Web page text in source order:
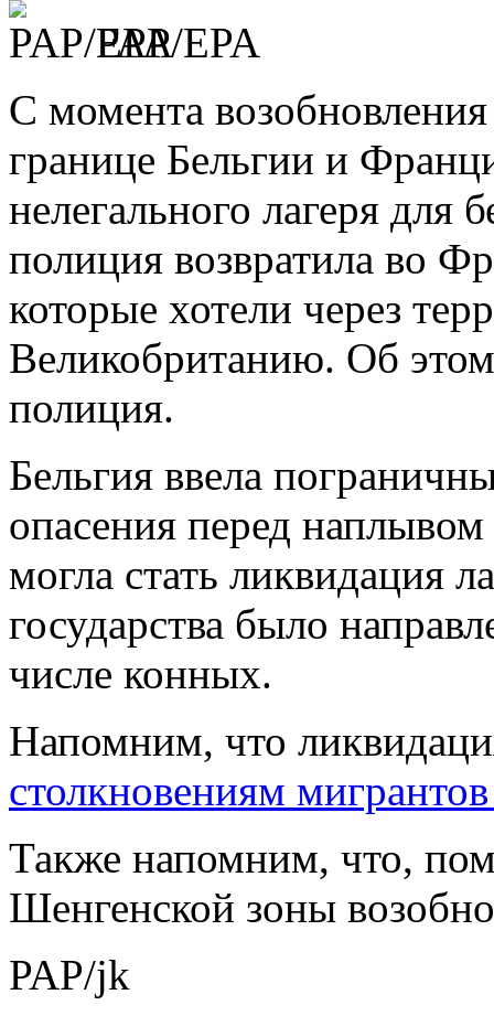
PAP/EPA
С момента
границе Бельгии и
нелегального лагеря для
полиция возвратила во
которые хотели через
Великобританию. Об
полиция.
Бельгия ввела
опасения перед
могла стать ликвидация
государства было
числе конных.
Напомним, что
столкновениям
Также напомним, что,
Шенгенской зоны
PAP/jk